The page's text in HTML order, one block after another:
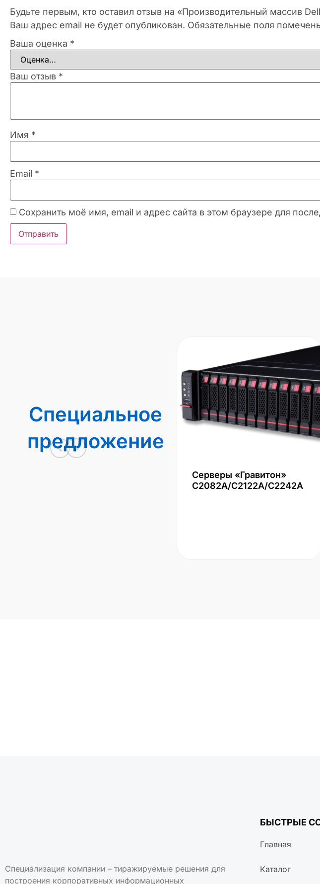
Будьте первым, кто оставил отзыв на «Производительный массив
Ваш адрес email не будет опубликован. Обязательные поля
Ваша оценка *
Ваш отзыв *
Имя *
Email *
Сохранить моё имя, email и адрес сайта в этом браузере для
Специальное
предложение
Серверы «Гравитон»
С2082А/С2122А/С2242А
Специализация компании – тиражируемые решения для
построения корпоративных информационных
БЫСТРЫЕ
Главная
Каталог